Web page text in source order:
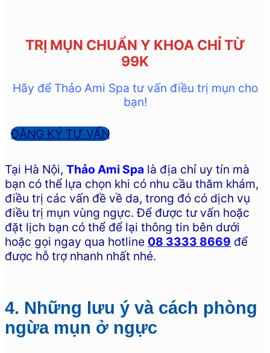
TRỊ MỤN CHUẨN Y KHOA CHỈ TỪ
99K
Hãy để Thảo Ami Spa tư vấn điều trị mụn cho
bạn!
ĐĂNG KÝ TƯ VẤN
Tại Hà Nội, Thảo Ami Spa là địa chỉ uy tín mà
bạn có thể lựa chọn khi có nhu cầu thăm khám,
điều trị các vấn đề về da, trong đó có dịch vụ
điều trị mụn vùng ngực. Để được tư vấn hoặc
đặt lịch bạn có thể để lại thông tin bên dưới
hoặc gọi ngay qua hotline 08 3333 8669 để
được hỗ trợ nhanh nhất nhé.
4. Những lưu ý và cách phòng
ngừa mụn ở ngực